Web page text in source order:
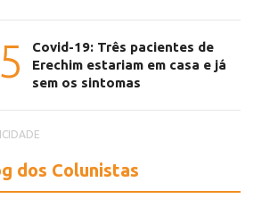
Covid-19: Três pacientes de
Erechim estariam em casa e já
sem os sintomas
dos Colunistas